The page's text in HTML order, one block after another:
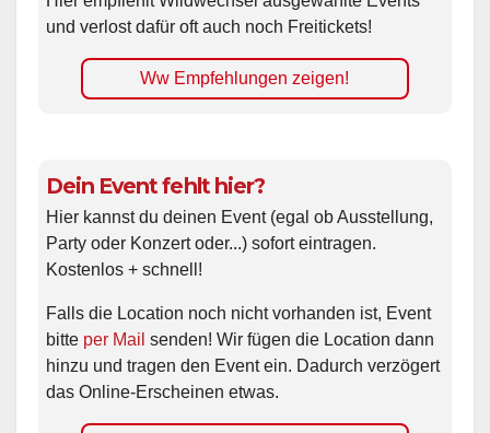
und verlost dafür oft auch noch Freitickets!
Ww Empfehlungen zeigen!
Dein Event fehlt hier?
Hier kannst du deinen Event (egal ob Ausstellung,
Party oder Konzert oder...) sofort eintragen.
Kostenlos + schnell!
Falls die Location noch nicht vorhanden ist, Event
bitte per Mail senden! Wir fügen die Location dann
hinzu und tragen den Event ein. Dadurch verzögert
das Online-Erscheinen etwas.